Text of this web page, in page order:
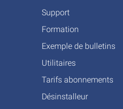
Support
Formation
Exemple de bulletins
Utilitaires
Tarifs abonnements
Désinstalleur